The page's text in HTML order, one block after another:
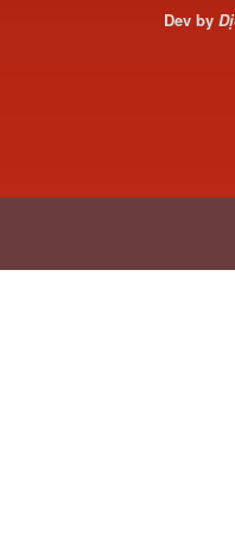
Dev by